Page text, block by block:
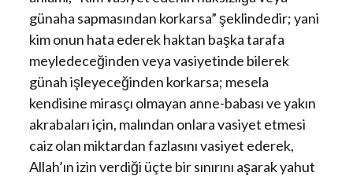
günaha sapmasından korkarsa” şeklindedir; yani
kim onun hata ederek haktan başka tarafa
meyledeceğinden veya vasiyetinde bilerek
günah işleyeceğinden korkarsa; mesela
kendisine mirasçı olmayan anne-babası ve yakın
akrabaları için, malından onlara vasiyet etmesi
caiz olan miktardan fazlasını vasiyet ederek,
Allah’ın izin verdiği üçte bir sınırını aşarak yahut